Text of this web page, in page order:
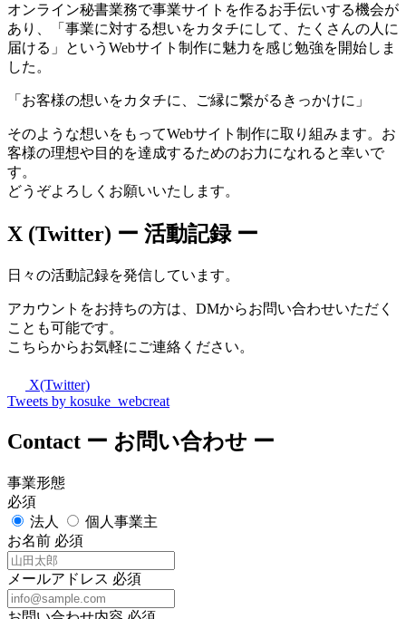
オンライン秘書業務で事業サイトを作るお手伝いする機会が
あり、「事業に対する想いをカタチにして、たくさんの人に
届ける」というWebサイト制作に魅力を感じ勉強を開始しま
した。
「お客様の想いをカタチに、ご縁に繋がるきっかけに」
そのような想いをもってWebサイト制作に取り組みます。お
客様の理想や目的を達成するためのお力になれると幸いで
す。
どうぞよろしくお願いいたします。
X (Twitter) ー 活動記録 ー
日々の活動記録を発信しています。
アカウントをお持ちの方は、DMからお問い合わせいただく
ことも可能です。
こちらからお気軽にご連絡ください。
X(Twitter)
Tweets by kosuke_webcreat
Contact ー お問い合わせ ー
事業形態
必須
法人
個人事業主
お名前 必須
メールアドレス 必須